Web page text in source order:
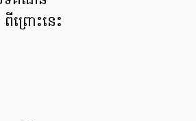
ព្រោះ​នេះ​